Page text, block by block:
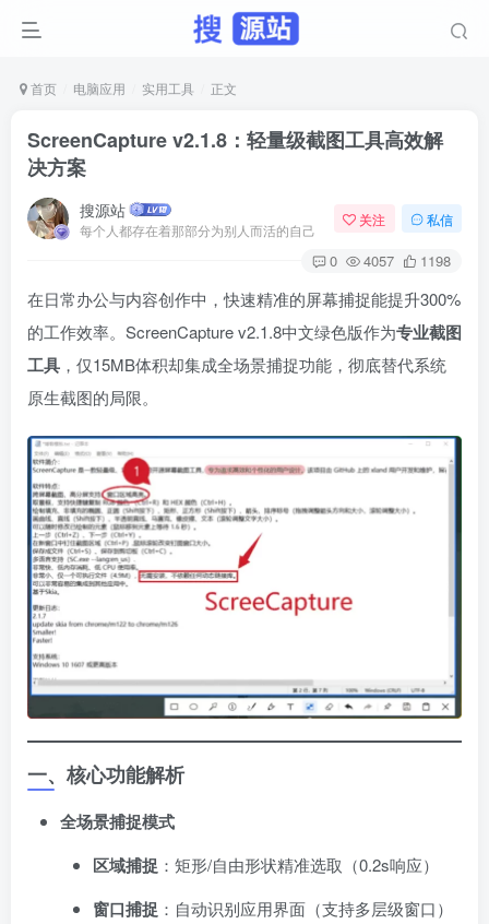
首页 电脑应用 实用工具 正文
ScreenCapture v2.1.8：轻量级截图工具高效解
决方案
搜源站
每个人都存在着那部分为别人而活的自己
关注 私信
0 4057 1198
在日常办公与内容创作中，快速精准的屏幕捕捉能提升300%
的工作效率。ScreenCapture v2.1.8中文绿色版作为专业截图
工具 ，仅15MB体积却集成全场景捕捉功能，彻底替代系统
原生截图的局限。
一、核心功能解析
全场景捕捉模式
区域捕捉 ​：矩形/自由形状精准选取（0.2s响应）
窗口捕捉 ​：自动识别应用界面（支持多层级窗口）